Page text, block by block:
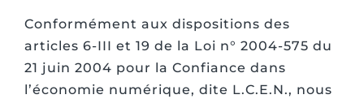
Conformément aux dispositions des
articles 6-III et 19 de la Loi n° 2004-575 du
21 juin 2004 pour la Confiance dans
l’économie numérique, dite L.C.E.N., nous